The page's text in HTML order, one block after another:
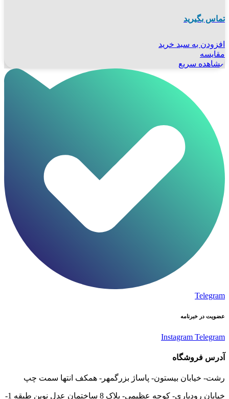
تماس بگیرید
افزودن به سبد خرید
مقایسه
مشاهده سریع
Telegram
عضویت در خبرنامه
Instagram Telegram
آدرس فروشگاه
رشت- خیابان بیستون- پاساژ بزرگمهر- همکف انتها سمت چپ
خیابان رودباری- کوچه عظیمی- پلاک 8 ساختمان عدل نوین طبقه 1-